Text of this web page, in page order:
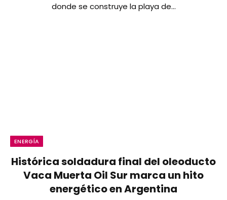
donde se construye la playa de…
ENERGÍA
Histórica soldadura final del oleoducto
Vaca Muerta Oil Sur marca un hito
energético en Argentina